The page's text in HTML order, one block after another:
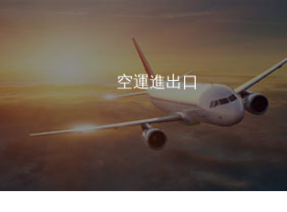
空運進出口